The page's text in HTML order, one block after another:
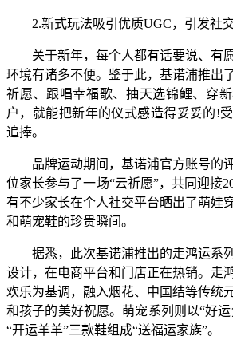
2.新式玩法吸引优质UGC，引发社
关于新年，每个人都有话要说、有
环境有诸多不便。鉴于此，基诺浦推出
祈愿、跟唱幸福歌、抽天选锦鲤、穿
户，就能把新年的仪式感造得妥妥的!
追捧。
品牌运动期间，基诺浦官方账号的
位家长参与了一场“云祈愿”，共同迎接
有不少家长在个人社交平台晒出了萌娃
和萌宠鞋的珍贵瞬间。
据悉，此次基诺浦推出的走鸿运系
设计，在电商平台和门店正在热销。走
欢乐为基调，融入烟花、中国结等传统
和孩子的美好祝愿。萌宠系列则以“好运
“开运羊羊”三款鞋组成“送福运家族”。